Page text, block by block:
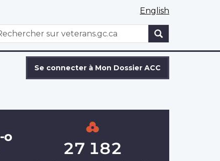
English
Se connecter à Mon Dossier ACC
o
27 182